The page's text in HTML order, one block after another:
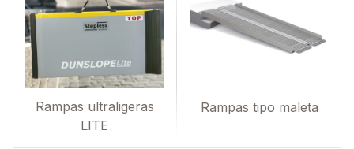
Rampas ultraligeras
LITE
Rampas tipo maleta